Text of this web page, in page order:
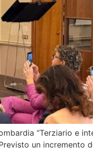
“Terziario e
un incremento